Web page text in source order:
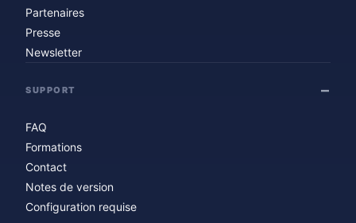
Partenaires
Presse
Newsletter
SUPPORT
FAQ
Formations
Contact
Notes de version
Configuration requise